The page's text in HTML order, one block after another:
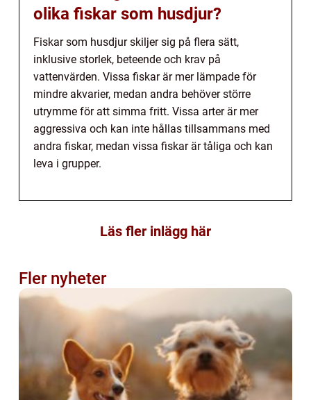
olika fiskar som husdjur?
Fiskar som husdjur skiljer sig på flera sätt,
inklusive storlek, beteende och krav på
vattenvärden. Vissa fiskar är mer lämpade för
mindre akvarier, medan andra behöver större
utrymme för att simma fritt. Vissa arter är mer
aggressiva och kan inte hållas tillsammans med
andra fiskar, medan vissa fiskar är tåliga och kan
leva i grupper.
Läs fler inlägg här
Fler nyheter